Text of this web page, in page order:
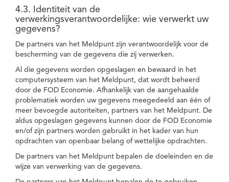
4.3. Identiteit van de
verwerkingsverantwoordelijke: wie verwerkt uw
gegevens?
De partners van het Meldpunt zijn verantwoordelijk voor de
bescherming van de gegevens die zij verwerken.
Al die gegevens worden opgeslagen en bewaard in het
computersysteem van het Meldpunt, dat wordt beheerd
door de FOD Economie. Afhankelijk van de aangehaalde
problematiek worden uw gegevens meegedeeld aan één of
meer bevoegde autoriteiten, partners van het Meldpunt. De
aldus opgeslagen gegevens kunnen door de FOD Economie
en/of zijn partners worden gebruikt in het kader van hun
opdrachten van openbaar belang of wettelijke opdrachten.
De partners van het Meldpunt bepalen de doeleinden en de
wijze van verwerking van de gegevens.